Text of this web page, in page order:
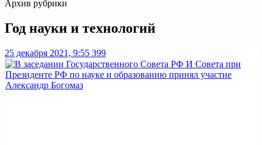
Архив рубрики
Год науки и технологий
25 декабря 2021, 9:55 399